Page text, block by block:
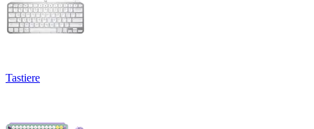
Tastiere